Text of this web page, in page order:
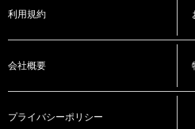
利用規約
会社概要
プライバシーポリシー